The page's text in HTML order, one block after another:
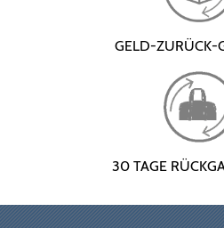
GELD-ZURÜCK-
30 TAGE